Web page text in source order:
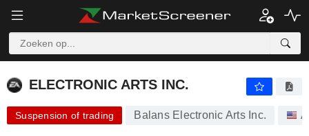
ELECTRONIC ARTS INC.
ELECTRONIC ARTS INC.
Suspension of trading Balans Electronic Arts Inc.